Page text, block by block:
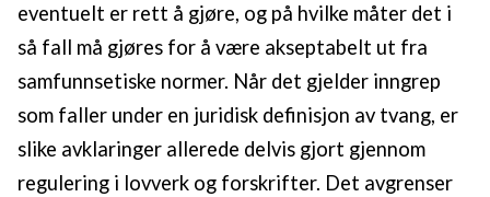
eventuelt er rett å gjøre, og på hvilke måter det i
så fall må gjøres for å være akseptabelt ut fra
samfunnsetiske normer. Når det gjelder inngrep
som faller under en juridisk definisjon av tvang, er
slike avklaringer allerede delvis gjort gjennom
regulering i lovverk og forskrifter. Det avgrenser